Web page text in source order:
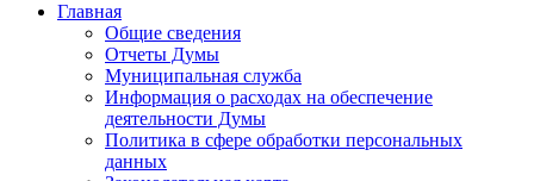
Главная
Общие сведения
Отчеты Думы
Муниципальная служба
Информация о расходах на обеспечение
деятельности Думы
Политика в сфере обработки персональных
данных